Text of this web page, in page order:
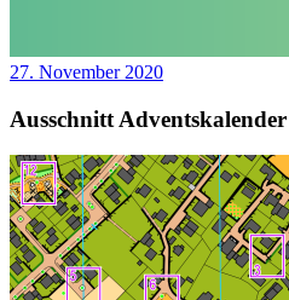
27. November 2020
Ausschnitt Adventskalender